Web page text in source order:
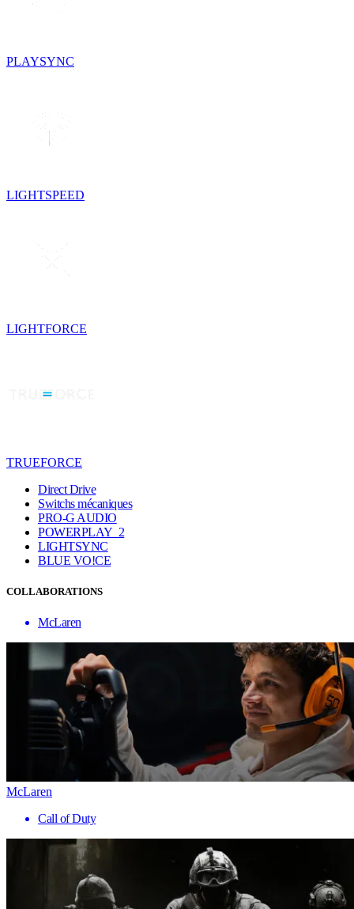
PLAYSYNC
LIGHTSPEED
LIGHTFORCE
TRUEFORCE
Direct Drive
Switchs mécaniques
PRO-G AUDIO
POWERPLAY 2
LIGHTSYNC
BLUE VO!CE
COLLABORATIONS
McLaren
McLaren
Call of Duty